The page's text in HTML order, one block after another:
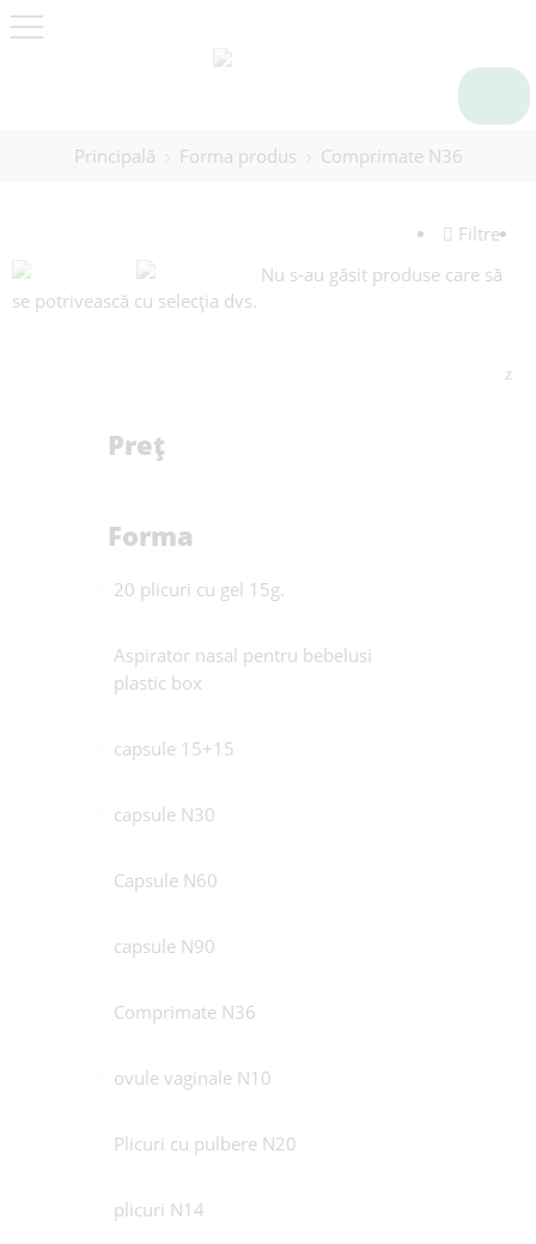
Principală Forma produs Comprimate N36
Filtre
Nu s-au găsit produse care să
se potrivească cu selecția dvs.
Preț
Forma
20 plicuri cu gel 15g.
Aspirator nasal pentru bebelusi
plastic box
capsule 15+15
capsule N30
Capsule N60
capsule N90
Comprimate N36
ovule vaginale N10
Plicuri cu pulbere N20
plicuri N14